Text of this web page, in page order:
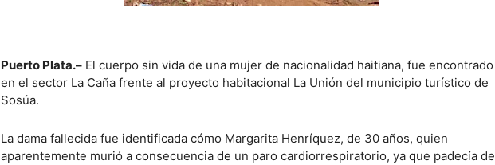
Puerto Plata.– El cuerpo sin vida de una mujer de nacionalidad haitiana, fue encontrado
en el sector La Caña frente al proyecto habitacional La Unión del municipio turístico de
Sosúa.
La dama fallecida fue identificada cómo Margarita Henríquez, de 30 años, quien
aparentemente murió a consecuencia de un paro cardiorrespiratorio, ya que padecía de